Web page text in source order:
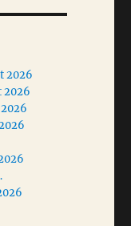
2026
2026